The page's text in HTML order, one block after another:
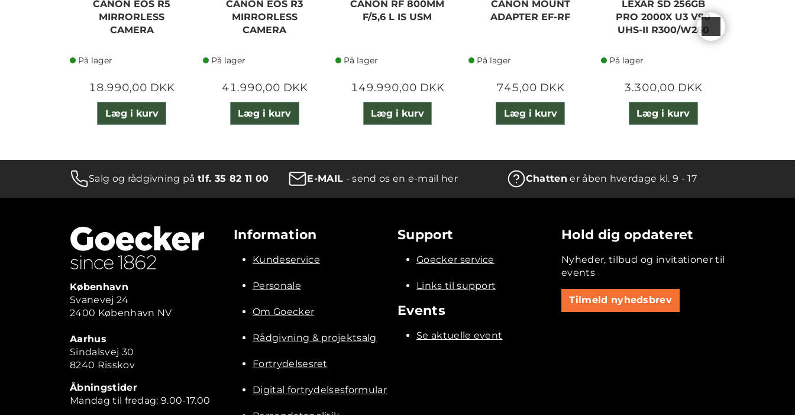
CANON EOS R5
MIRRORLESS
CAMERA
På lager
18.990,00 DKK
Læg i kurv
CANON EOS R3
MIRRORLESS
CAMERA
På lager
41.990,00 DKK
Læg i kurv
CANON RF 800MM
F/5,6 L IS USM
På lager
149.990,00 DKK
Læg i kurv
CANON MOUNT
ADAPTER EF-RF
På lager
745,00 DKK
Læg i kurv
LEXAR SD 256GB
PRO 2000X U3 V90
UHS-II R300/W260
På lager
3.300,00 DKK
Læg i kurv
Salg og rådgivning påtlf. 35 82 11 00 E-MAIL - send os en e-mail her Chatten er åben hverdage kl. 9 - 17
København
Svanevej 24
2400 København NV
Aarhus
Sindalsvej 30
8240 Risskov
Åbningstider
Mandag til fredag: 9.00-17.00
Information
Kundeservice
Personale
Om Goecker
Rådgivning & projektsalg
Fortrydelsesret
Digital fortrydelsesformular
Support
Goecker service
Links til support
Events
Se aktuelle event
Hold dig opdateret
Nyheder, tilbud og invitationer til
events
Tilmeld nyhedsbrev